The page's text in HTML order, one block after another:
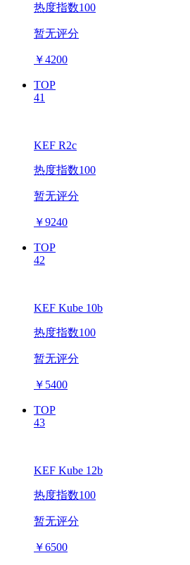
热度指数100
暂无评分
￥4200
TOP
41
KEF R2c
热度指数100
暂无评分
￥9240
TOP
42
KEF Kube 10b
热度指数100
暂无评分
￥ 5400
TOP
43
KEF Kube 12b
热度指数100
暂无评分
￥6500